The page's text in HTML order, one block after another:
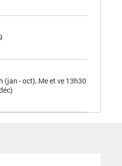
(jan - oct), Me et ve 13h30